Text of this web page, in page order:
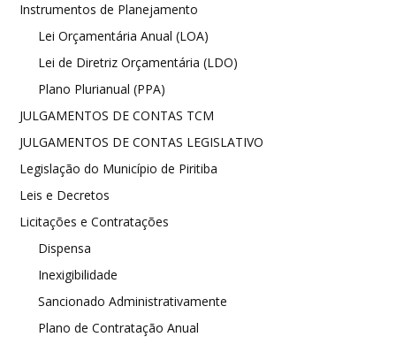
Instrumentos de Planejamento
Lei Orçamentária Anual (LOA)
Lei de Diretriz Orçamentária (LDO)
Plano Plurianual (PPA)
JULGAMENTOS DE CONTAS TCM
JULGAMENTOS DE CONTAS LEGISLATIVO
Legislação do Município de Piritiba
Leis e Decretos
Licitações e Contratações
Dispensa
Inexigibilidade
Sancionado Administrativamente
Plano de Contratação Anual